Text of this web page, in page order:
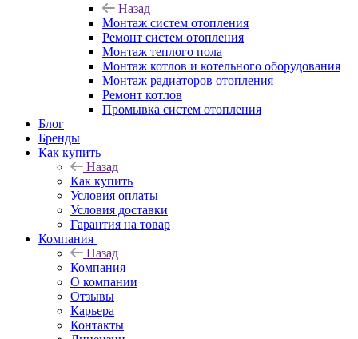
Назад
Монтаж систем отопления
Ремонт систем отопления
Монтаж теплого пола
Монтаж котлов и котельного оборудования
Монтаж радиаторов отопления
Ремонт котлов
Промывка систем отопления
Блог
Бренды
Как купить
Назад
Как купить
Условия оплаты
Условия доставки
Гарантия на товар
Компания
Назад
Компания
О компании
Отзывы
Карьера
Контакты